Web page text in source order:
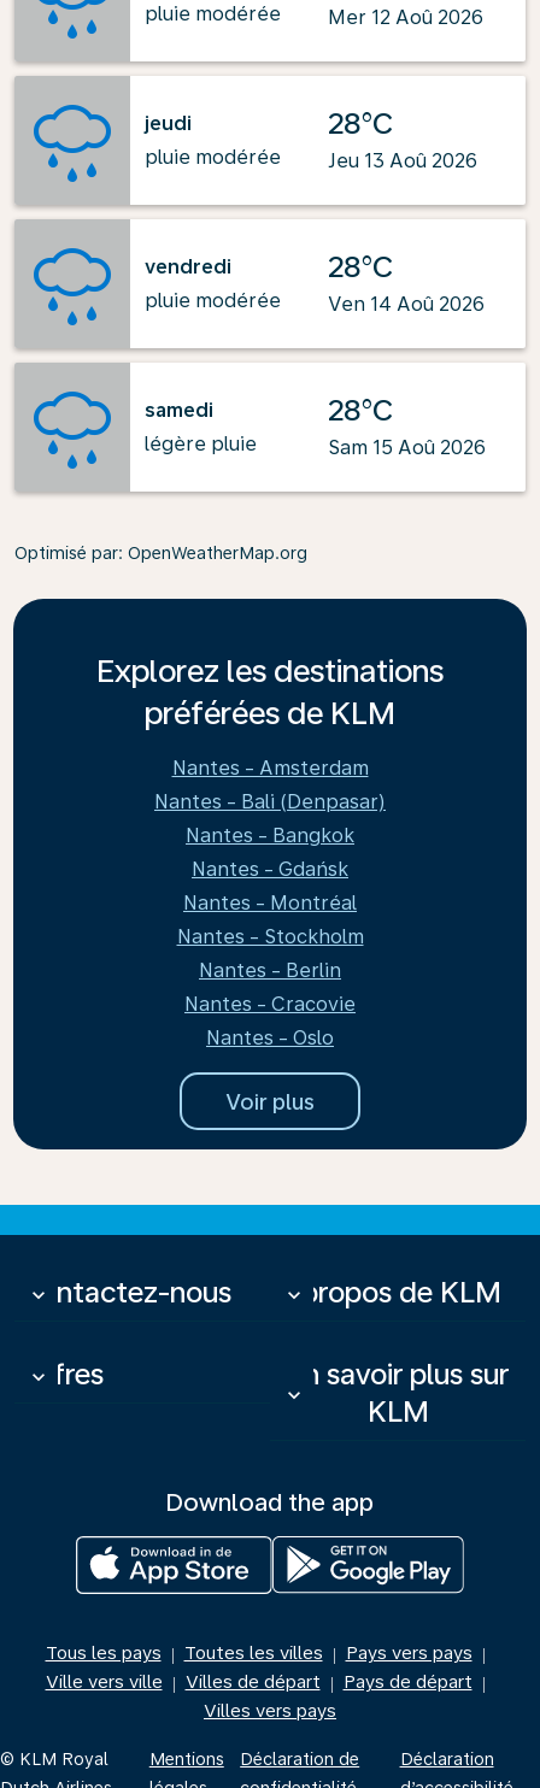
pluie modérée
Mer 12 Aoû 2026
jeudi
pluie modérée
28°C
Jeu 13 Aoû 2026
vendredi
pluie modérée
28°C
Ven 14 Aoû 2026
samedi
légère pluie
28°C
Sam 15 Aoû 2026
Optimisé par: OpenWeatherMap.org
Explorez les destinations
préférées de KLM
Nantes - Amsterdam
Nantes - Bali (Denpasar)
Nantes - Bangkok
Nantes - Gdańsk
Nantes - Montréal
Nantes - Stockholm
Nantes - Berlin
Nantes - Cracovie
Nantes - Oslo
Voir plus
Contactez-nous
keyboard_arrow_down À propos de KLM
keyboard_arrow_down
Offres
keyboard_arrow_down
En savoir plus sur
KLM
keyboard_arrow_down
Download the app
Tous les pays | Toutes les villes | Pays vers pays |
Ville vers ville | Villes de départ | Pays de départ |
Villes vers pays
© KLM Royal
Mentions
Déclaration de
Déclaration